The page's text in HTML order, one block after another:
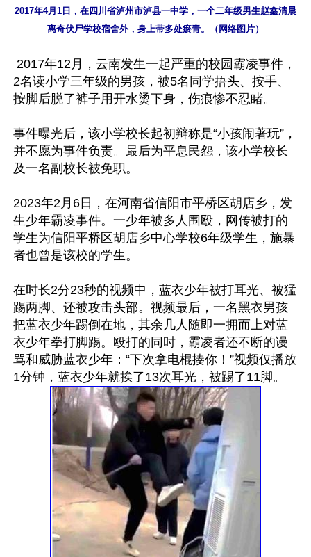
2017年4月1日，在四川省泸州市泸县一中学，一个二年级男生赵鑫清晨
离奇伏尸学校宿舍外，身上带多处瘀青。（网络图片）
2名读小学三年级的男孩，被5名同学捂头、按手、
按脚后脱了裤子用开水烫下身，伤痕惨不忍睹。
事件曝光后，该小学校长起初辩称是“小孩闹著玩”，
并不愿为事件负责。最后为平息民怨，该小学校长
及一名副校长被免职。
2023年2月6日，在河南省信阳市平桥区胡店乡，发
生少年霸凌事件。一少年被多人围殴，网传被打的
学生为信阳平桥区胡店乡中心学校6年级学生，施暴
者也曾是该校的学生。
在时长2分23秒的视频中，蓝衣少年被打耳光、被猛
踢两脚、还被攻击头部。视频最后，一名黑衣男孩
把蓝衣少年踢倒在地，其余几人随即一拥而上对蓝
衣少年拳打脚踢。殴打的同时，霸凌者还不断的谩
骂和威胁蓝衣少年：“下次拿电棍揍你！”视频仅播放